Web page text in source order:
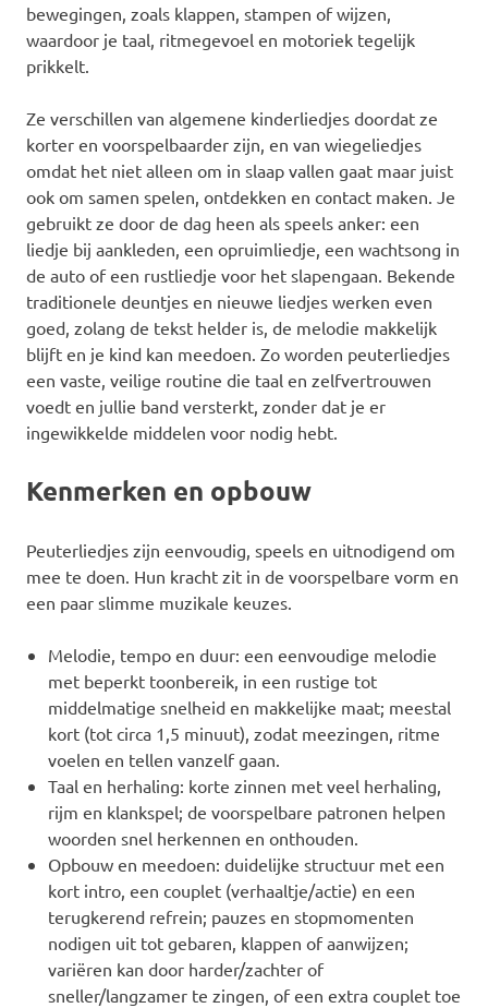
bewegingen, zoals klappen, stampen of wijzen,
waardoor je taal, ritmegevoel en motoriek tegelijk
prikkelt.
Ze verschillen van algemene kinderliedjes doordat ze
korter en voorspelbaarder zijn, en van wiegeliedjes
omdat het niet alleen om in slaap vallen gaat maar juist
ook om samen spelen, ontdekken en contact maken. Je
gebruikt ze door de dag heen als speels anker: een
liedje bij aankleden, een opruimliedje, een wachtsong in
de auto of een rustliedje voor het slapengaan. Bekende
traditionele deuntjes en nieuwe liedjes werken even
goed, zolang de tekst helder is, de melodie makkelijk
blijft en je kind kan meedoen. Zo worden peuterliedjes
een vaste, veilige routine die taal en zelfvertrouwen
voedt en jullie band versterkt, zonder dat je er
ingewikkelde middelen voor nodig hebt.
Kenmerken en opbouw
Peuterliedjes zijn eenvoudig, speels en uitnodigend om
mee te doen. Hun kracht zit in de voorspelbare vorm en
een paar slimme muzikale keuzes.
Melodie, tempo en duur: een eenvoudige melodie
met beperkt toonbereik, in een rustige tot
middelmatige snelheid en makkelijke maat; meestal
kort (tot circa 1,5 minuut), zodat meezingen, ritme
voelen en tellen vanzelf gaan.
Taal en herhaling: korte zinnen met veel herhaling,
rijm en klankspel; de voorspelbare patronen helpen
woorden snel herkennen en onthouden.
Opbouw en meedoen: duidelijke structuur met een
kort intro, een couplet (verhaaltje/actie) en een
terugkerend refrein; pauzes en stopmomenten
nodigen uit tot gebaren, klappen of aanwijzen;
variëren kan door harder/zachter of
sneller/langzamer te zingen, of een extra couplet toe